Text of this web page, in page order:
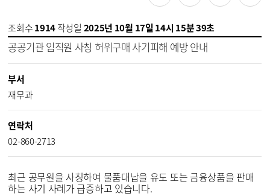
조회수1914작성일 2025년 10월 17일 14시 15분 39초
공공기관 임직원 사칭 허위구매 사기피해 예방 안내
부서
재무과
연락처
02-860-2713
최근 공무원을 사칭하여 물품대납을 유도 또는 금융상품을 판매
하는 사기 사례가 급증하고 있습니다.